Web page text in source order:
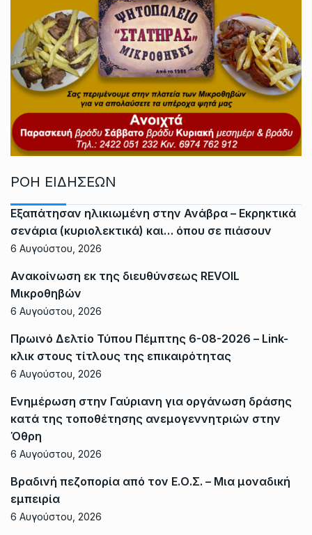
ΡΟΗ ΕΙΔΗΣΕΩΝ
Εξαπάτησαν ηλικιωμένη στην Ανάβρα – Εκρηκτικά
σενάρια (κυριολεκτικά) και… όπου σε πιάσουν
6 Αυγούστου, 2026
Ανακοίνωση εκ της διευθύνσεως REVOIL
Μικροθηβών
6 Αυγούστου, 2026
Πρωινό Δελτίο Τύπου Πέμπτης 6-08-2026 – Link-
κλικ στους τίτλους της επικαιρότητας
6 Αυγούστου, 2026
Ενημέρωση στην Γαύριανη για οργάνωση δράσης
κατά της τοποθέτησης ανεμογεννητριών στην
Όθρη
6 Αυγούστου, 2026
Βραδινή πεζοπορία από τον Ε.Ο.Σ. – Μια μοναδική
εμπειρία
6 Αυγούστου, 2026